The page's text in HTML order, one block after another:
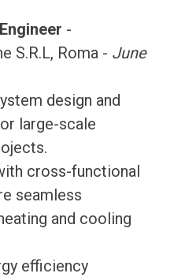
-
S.R.L, Roma - June
design and
large-scale
cross-functional
seamless
and cooling
efficiency